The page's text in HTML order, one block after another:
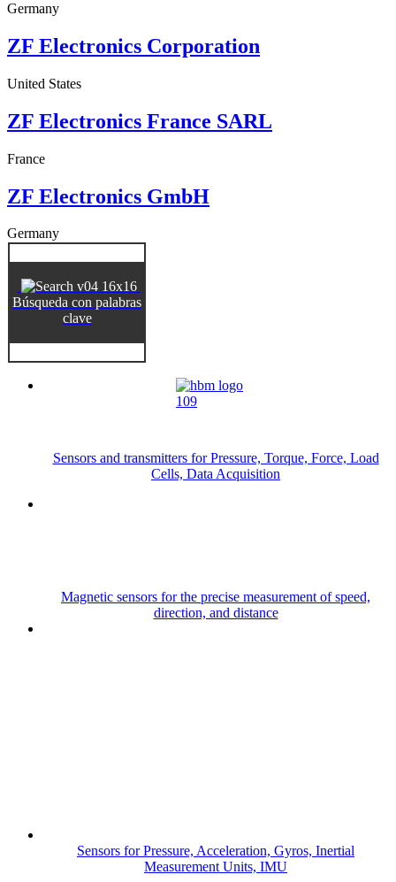
Germany
ZF Electronics Corporation
United States
ZF Electronics France SARL
France
ZF Electronics GmbH
Germany
Búsqueda con palabras
clave
Sensors and transmitters for Pressure, Torque, Force, Load
Cells, Data Acquisition
Magnetic sensors for the precise measurement of speed,
direction, and distance
Sensors for Pressure, Acceleration, Gyros, Inertial
Measurement Units, IMU